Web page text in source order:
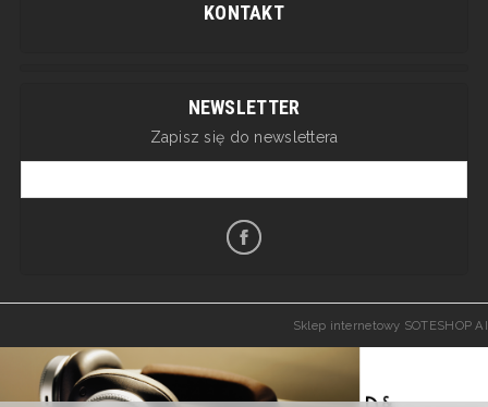
KONTAKT
NEWSLETTER
Zapisz się do newslettera
Sklep internetowy SOTESHOP AI